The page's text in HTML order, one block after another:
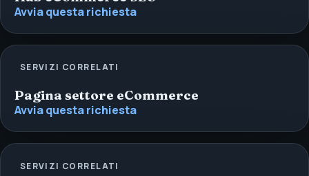
Avvia questa richiesta
SERVIZI CORRELATI
Pagina settore eCommerce
Avvia questa richiesta
SERVIZI CORRELATI